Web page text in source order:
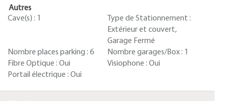
Autres
Cave(s) : 1
Type de Stationnement :
Extérieur et couvert,
Garage Fermé
Nombre places parking : 6 Nombre garages/Box : 1
Fibre Optique : Oui Visiophone : Oui
Portail électrique : Oui